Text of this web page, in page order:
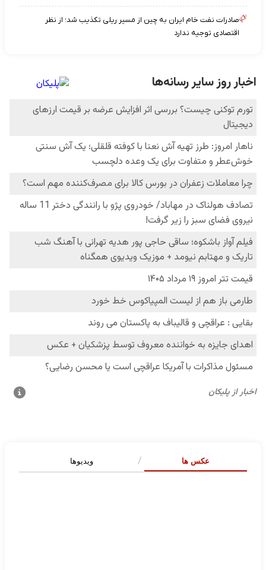
صادرات نفت خام ایران به چین از مسیر ریلی تکذیب شد؛ از نظر
اقتصادی توجیه ندارد
عکس ها ویدیوها